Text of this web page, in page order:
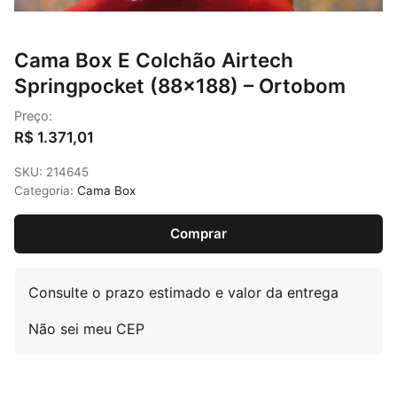
Cama Box E Colchão Airtech
Springpocket (88×188) – Ortobom
Preço:
R$ 1.371,01
SKU: 214645
Categoria: Cama Box
Comprar
Consulte o prazo estimado e valor da entrega
Não sei meu CEP